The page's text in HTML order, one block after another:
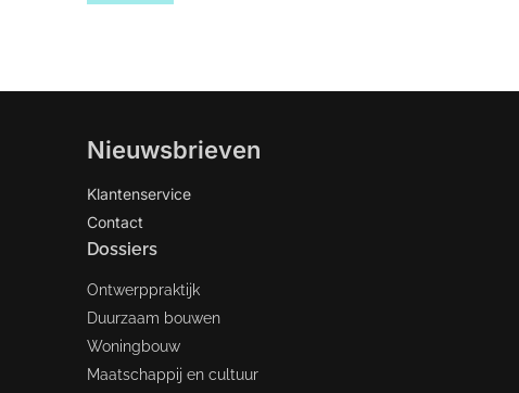
Nieuwsbrieven
Klantenservice
Contact
Dossiers
Ontwerppraktijk
Duurzaam bouwen
Woningbouw
Maatschappij en cultuur